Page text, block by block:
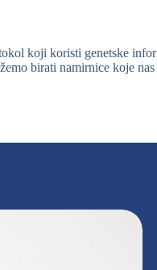
koji koristi genetske
birati namirnice koje nas